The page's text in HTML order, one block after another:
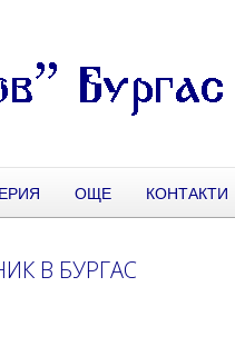
ОЩЕ КОНТАКТИ
В БУРГАС